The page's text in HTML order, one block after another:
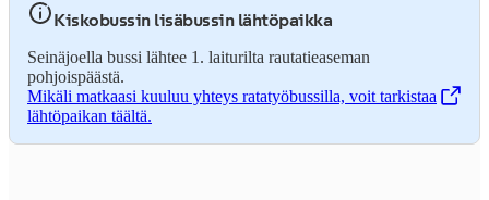
Kiskobussin lisäbussin lähtöpaikka
Seinäjoella bussi lähtee 1. laiturilta rautatieaseman
pohjoispäästä.
Mikäli matkaasi kuuluu yhteys ratatyöbussilla, voit tarkistaa
lähtöpaikan täältä.
,Avataan uudessa välilehdessä